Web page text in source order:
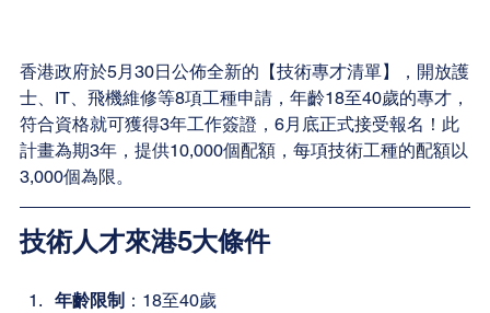
香港政府於5月30日公佈全新的【技術專才清單】，開放護
士、IT、飛機維修等8項工種申請，年齡18至40歲的專才，
符合資格就可獲得3年工作簽證，6月底正式接受報名！此
計畫為期3年，提供10,000個配額，每項技術工種的配額以
3,000個為限。
技術人才來港5大條件
年齡限制 ：18至40歲